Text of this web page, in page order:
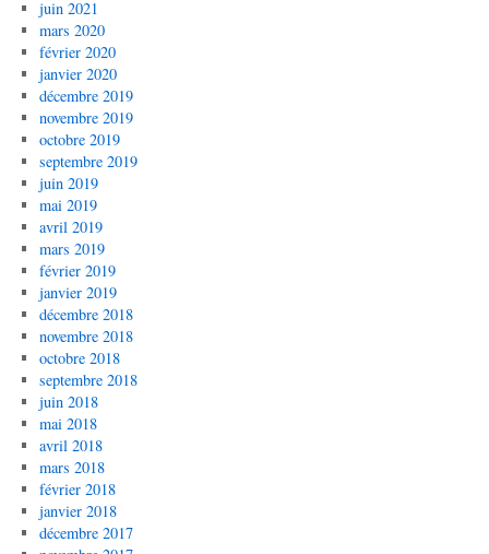
juin 2021
mars 2020
février 2020
janvier 2020
décembre 2019
novembre 2019
octobre 2019
septembre 2019
juin 2019
mai 2019
avril 2019
mars 2019
février 2019
janvier 2019
décembre 2018
novembre 2018
octobre 2018
septembre 2018
juin 2018
mai 2018
avril 2018
mars 2018
février 2018
janvier 2018
décembre 2017